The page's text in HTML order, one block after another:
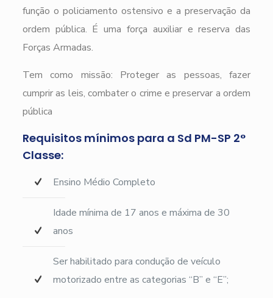
função o policiamento ostensivo e a preservação da
ordem pública. É uma força auxiliar e reserva das
Forças Armadas.
Tem como missão: Proteger as pessoas, fazer
cumprir as leis, combater o crime e preservar a ordem
pública
Requisitos mínimos para a Sd PM-SP 2°
Classe:
Ensino Médio Completo
Idade mínima de 17 anos e máxima de 30
anos
Ser habilitado para condução de veículo
motorizado entre as categorias “B” e “E”;